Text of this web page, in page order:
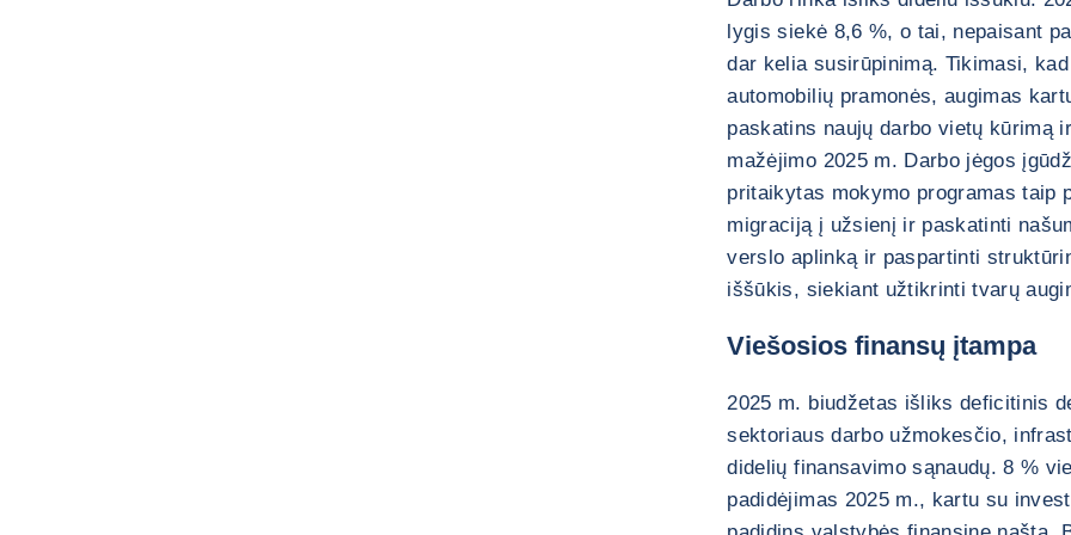
lygis siekė 8,6 %, o tai, nepaisant
dar kelia susirūpinimą. Tikimasi,
automobilių pramonės, augimas
paskatins naujų darbo vietų kūrimą
mažėjimo 2025 m. Darbo jėgos
pritaikytas mokymo programas taip
migraciją į užsienį ir paskatinti
verslo aplinką ir paspartinti
iššūkis, siekiant užtikrinti tvarų
Viešosios finansų įtampa
2025 m. biudžetas išliks deficitinis
sektoriaus darbo užmokesčio,
didelių finansavimo sąnaudų. 8 %
padidėjimas 2025 m., kartu su